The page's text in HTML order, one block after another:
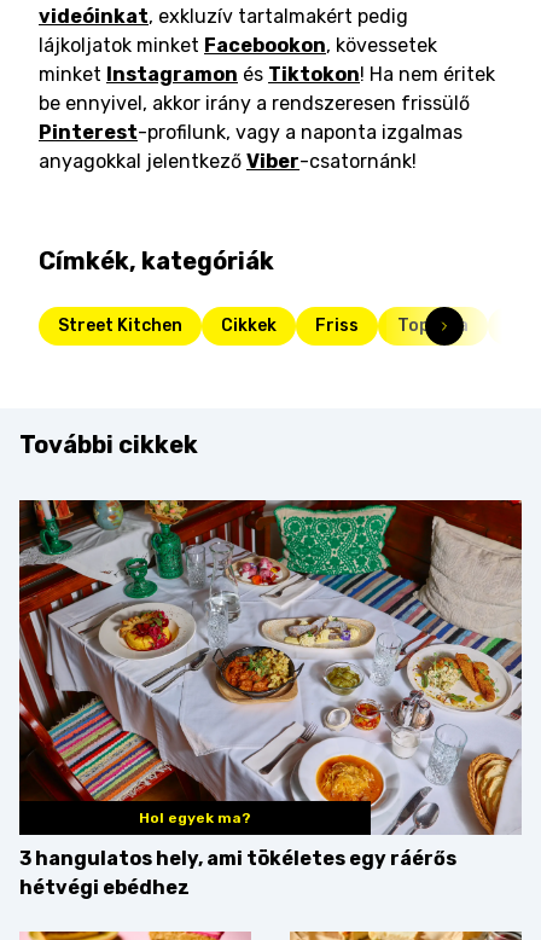
videóinkat, exkluzív tartalmakért pedig
lájkoljatok minket Facebookon, kövessetek
minket Instagramon és Tiktokon! Ha nem éritek
be ennyivel, akkor irány a rendszeresen frissülő
Pinterest-profilunk, vagy a naponta izgalmas
anyagokkal jelentkező Viber-csatornánk!
Címkék, kategóriák
Street Kitchen Cikkek Friss Toplista
További cikkek
Hol egyek ma?
3 hangulatos hely, ami tökéletes egy ráérős
hétvégi ebédhez